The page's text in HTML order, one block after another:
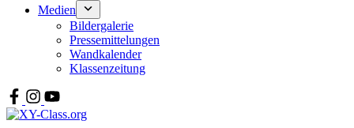
Medien
Bildergalerie
Pressemittelungen
Wandkalender
Klassenzeitung